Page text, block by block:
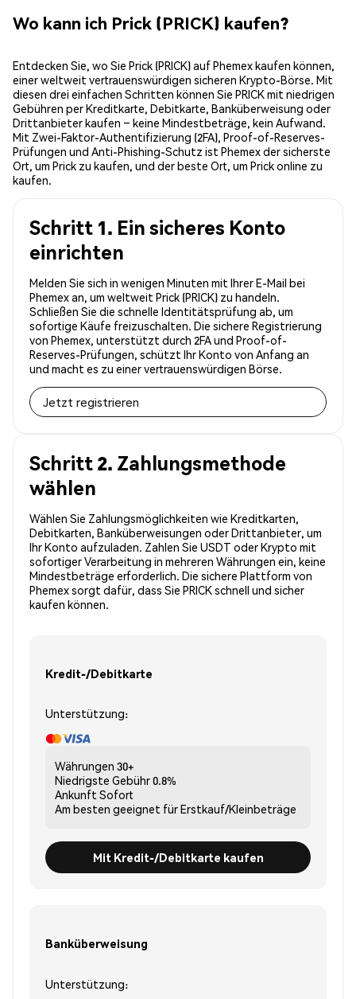
Wo kann ich Prick (PRICK) kaufen?
Entdecken Sie, wo Sie Prick (PRICK) auf Phemex kaufen können,
einer weltweit vertrauenswürdigen sicheren Krypto-Börse. Mit
diesen drei einfachen Schritten können Sie PRICK mit niedrigen
Gebühren per Kreditkarte, Debitkarte, Banküberweisung oder
Drittanbieter kaufen – keine Mindestbeträge, kein Aufwand.
Mit Zwei-Faktor-Authentifizierung (2FA), Proof-of-Reserves-
Prüfungen und Anti-Phishing-Schutz ist Phemex der sicherste
Ort, um Prick zu kaufen, und der beste Ort, um Prick online zu
kaufen.
Schritt 1. Ein sicheres Konto
einrichten
Melden Sie sich in wenigen Minuten mit Ihrer E-Mail bei
Phemex an, um weltweit Prick (PRICK) zu handeln.
Schließen Sie die schnelle Identitätsprüfung ab, um
sofortige Käufe freizuschalten. Die sichere Registrierung
von Phemex, unterstützt durch 2FA und Proof-of-
Reserves-Prüfungen, schützt Ihr Konto von Anfang an
und macht es zu einer vertrauenswürdigen Börse.
Jetzt registrieren
Schritt 2. Zahlungsmethode
wählen
Wählen Sie Zahlungsmöglichkeiten wie Kreditkarten,
Debitkarten, Banküberweisungen oder Drittanbieter, um
Ihr Konto aufzuladen. Zahlen Sie USDT oder Krypto mit
sofortiger Verarbeitung in mehreren Währungen ein, keine
Mindestbeträge erforderlich. Die sichere Plattform von
Phemex sorgt dafür, dass Sie PRICK schnell und sicher
kaufen können.
Kredit-/Debitkarte
Unterstützung:
Währungen 30+
Niedrigste Gebühr0.8%
Ankunft Sofort
Am besten geeignet fürErstkauf/Kleinbeträge
Mit Kredit-/Debitkarte kaufen
Banküberweisung
Unterstützung: